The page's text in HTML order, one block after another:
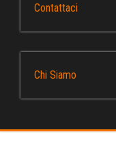
Contattaci
Chi Siamo